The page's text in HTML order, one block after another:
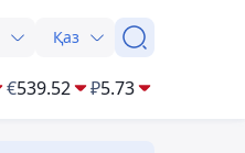
Қаз
€539.52 ₽5.73